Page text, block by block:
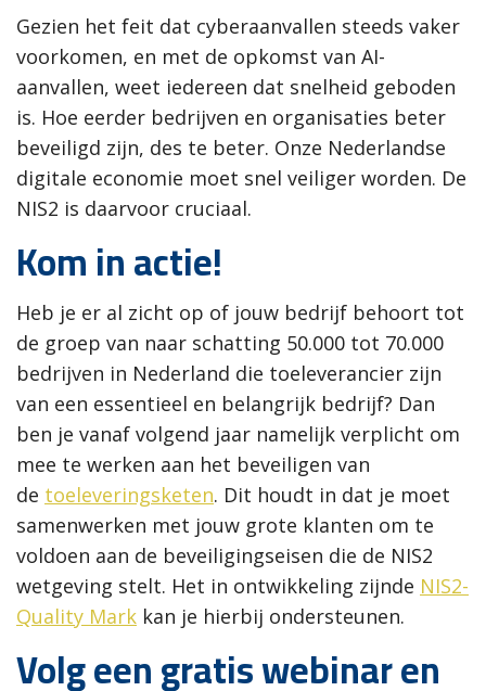
Gezien het feit dat cyberaanvallen steeds vaker
voorkomen, en met de opkomst van AI-
aanvallen, weet iedereen dat snelheid geboden
is. Hoe eerder bedrijven en organisaties beter
beveiligd zijn, des te beter. Onze Nederlandse
digitale economie moet snel veiliger worden. De
NIS2 is daarvoor cruciaal.
Kom in actie!
Heb je er al zicht op of jouw bedrijf behoort tot
de groep van naar schatting 50.000 tot 70.000
bedrijven in Nederland die toeleverancier zijn
van een essentieel en belangrijk bedrijf? Dan
ben je vanaf volgend jaar namelijk verplicht om
mee te werken aan het beveiligen van
de toeleveringsketen. Dit houdt in dat je moet
samenwerken met jouw grote klanten om te
voldoen aan de beveiligingseisen die de NIS2
wetgeving stelt. Het in ontwikkeling zijnde NIS2-
Quality Mark kan je hierbij ondersteunen.
Volg een gratis webinar en